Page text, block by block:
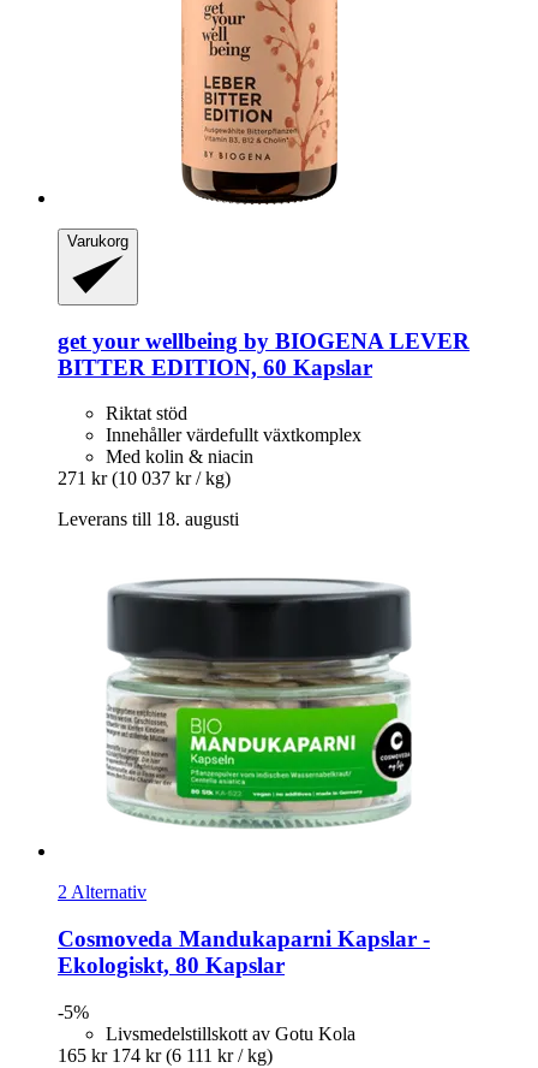
Varukorg
get your wellbeing by BIOGENA LEVER
BITTER EDITION, 60 Kapslar
Riktat stöd
Innehåller värdefullt växtkomplex
Med kolin & niacin
271 kr (10 037 kr / kg)
Leverans till 18. augusti
2 Alternativ
Cosmoveda Mandukaparni Kapslar -​
Ekologiskt, 80 Kapslar
-5%
Livsmedelstillskott av Gotu Kola
165 kr 174 kr (6 111 kr / kg)